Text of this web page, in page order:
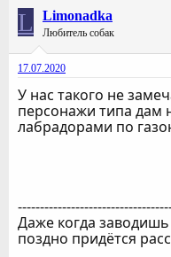
L Limonadka
Любитель собак
17.07.2020
У нас такого не
персонажи типа дам
лабрадорами по
Даже когда
поздно придётся